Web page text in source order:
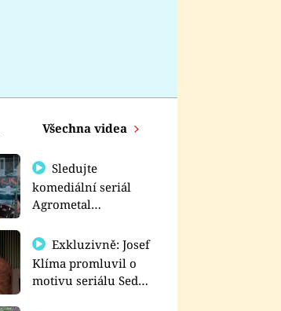
Všechna videa
Sledujte
komediální seriál
Agrometal
prima+
Exkluzivně: Josef
Klíma promluvil o
motivu seriálu Sedm